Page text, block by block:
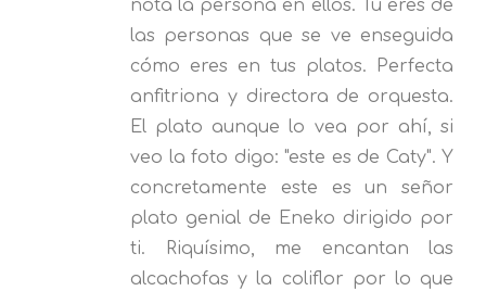
nota la persona en ellos. Tú eres de
las personas que se ve enseguida
cómo eres en tus platos. Perfecta
anfitriona y directora de orquesta.
El plato aunque lo vea por ahí, si
veo la foto digo: "este es de Caty". Y
concretamente este es un señor
plato genial de Eneko dirigido por
ti. Riquísimo, me encantan las
alcachofas y la coliflor por lo que